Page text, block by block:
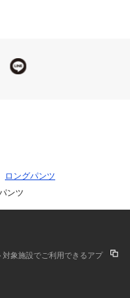
せるのがおすすめ。
をさせて頂いておりま
。予めご了承くださ
ロングパンツ
ンツ
象施設でご利用できるアプ